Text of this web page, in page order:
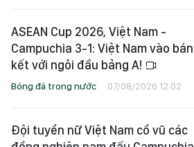
ASEAN Cup 2026, Việt Nam -
Campuchia 3-1: Việt Nam vào bán
kết với ngôi đầu bảng A!
Bóng đá trong nước 07/08/2026 12:02
Đội tuyển nữ Việt Nam cổ vũ các